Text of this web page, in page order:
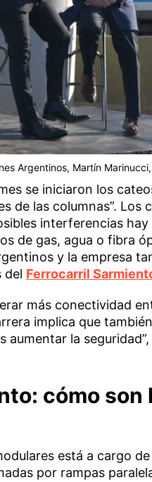
Argentinos, Martín
se iniciaron los
de las columnas”. Los
interferencias
de gas, agua o fibra
y la empresa
del Ferrocarril
más conectividad
implica que
la seguridad”,
cómo son
está a cargo
por rampas